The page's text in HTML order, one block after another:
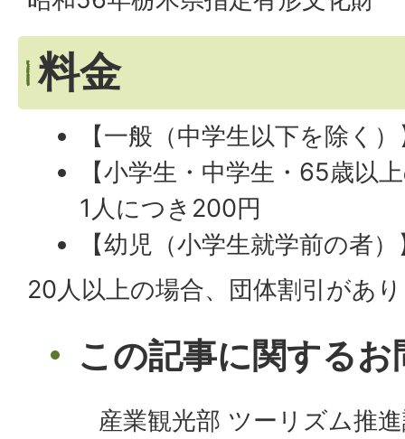
料金
【一般（中学生以下を除く
【小学生・中学生・65歳以
1人につき200円
【幼児（小学生就学前の者
20人以上の場合、団体割引があ
この記事に関する
産業観光部 ツーリズム推